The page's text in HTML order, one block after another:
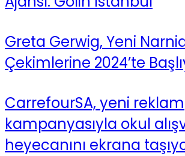
Greta Gerwig, Yeni
Çekimlerine 2024’te
CarrefourSA, yeni reklam
kampanyasıyla okul
heyecanını ekrana